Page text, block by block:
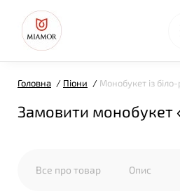
Головна Піони Монобукет із
Замовити монобукет
Все про товар Опис